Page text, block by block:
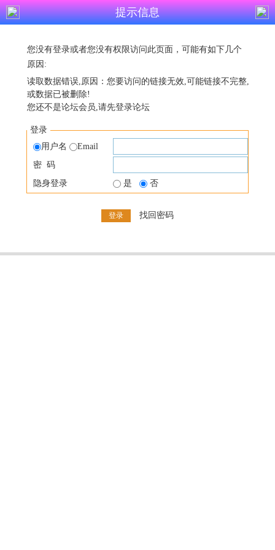
提示信息
您没有登录或者您没有权限访问此页面，可能有如下几个
原因:
读取数据错误,原因：您要访问的链接无效,可能链接不完整,
或数据已被删除!
您还不是论坛会员,请先登录论坛
登录
用户名
Email
密 码
隐身登录
是 否
找回密码